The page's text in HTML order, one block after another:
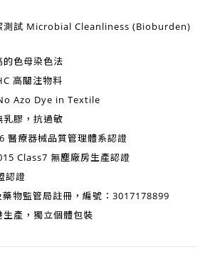
測試 Microbial Cleanliness (Bioburden)
的色母染色法
高關注物料
Azo Dye in Textile
乳膠，抗過敏
醫療器械品質管理體系認證
Class7 無塵廠房生產認證
認證
物監管局註冊，編號：3017178899
生產 ，獨立個體包裝